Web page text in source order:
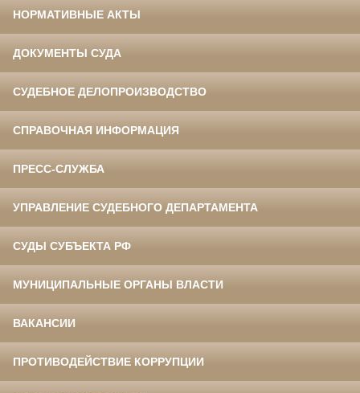
НОРМАТИВНЫЕ АКТЫ
ДОКУМЕНТЫ СУДА
СУДЕБНОЕ ДЕЛОПРОИЗВОДСТВО
СПРАВОЧНАЯ ИНФОРМАЦИЯ
ПРЕСС-СЛУЖБА
УПРАВЛЕНИЕ СУДЕБНОГО ДЕПАРТАМЕНТА
СУДЫ СУБЪЕКТА РФ
МУНИЦИПАЛЬНЫЕ ОРГАНЫ ВЛАСТИ
ВАКАНСИИ
ПРОТИВОДЕЙСТВИЕ КОРРУПЦИИ